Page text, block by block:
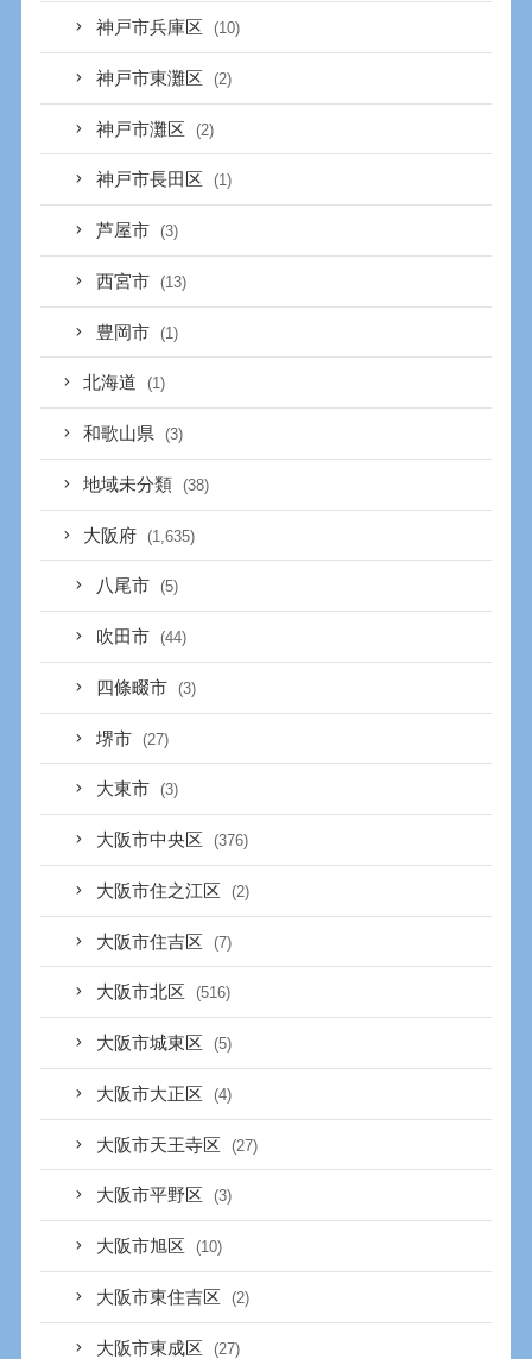
神戸市兵庫区 (10)
神戸市東灘区 (2)
神戸市灘区 (2)
神戸市長田区 (1)
芦屋市 (3)
西宮市 (13)
豊岡市 (1)
北海道 (1)
和歌山県 (3)
地域未分類 (38)
大阪府 (1,635)
八尾市 (5)
吹田市 (44)
四條畷市 (3)
堺市 (27)
大東市 (3)
大阪市中央区 (376)
大阪市住之江区 (2)
大阪市住吉区 (7)
大阪市北区 (516)
大阪市城東区 (5)
大阪市大正区 (4)
大阪市天王寺区 (27)
大阪市平野区 (3)
大阪市旭区 (10)
大阪市東住吉区 (2)
大阪市東成区 (27)